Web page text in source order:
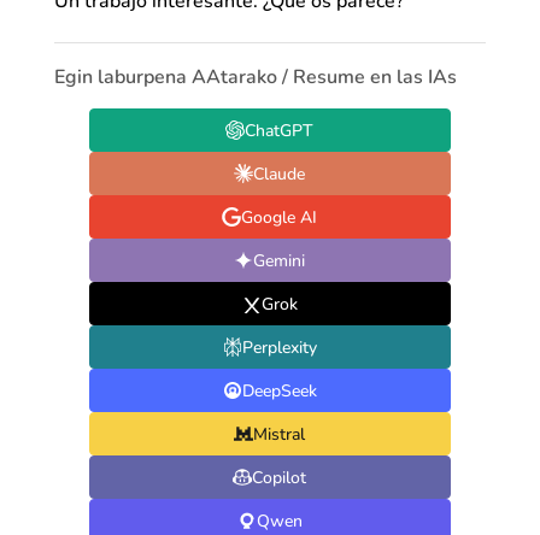
Egin laburpena AAtarako / Resume en las IAs
ChatGPT
Claude
Google AI
Gemini
Grok
Perplexity
DeepSeek
Mistral
Copilot
Qwen